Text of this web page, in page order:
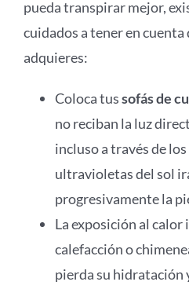
pueda transpirar mejor,
cuidados a tener en cuenta
adquieres:
Coloca tussofás de
no reciban la luz
incluso a través de
ultravioletas del sol
progresivamente la
La exposición al calor
calefacción o
pierda su hidratación